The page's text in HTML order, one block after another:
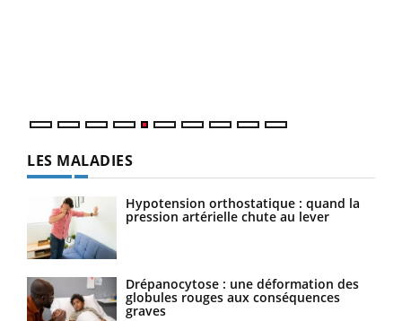
LES MALADIES
Hypotension orthostatique : quand la
pression artérielle chute au lever
Drépanocytose : une déformation des
globules rouges aux conséquences
graves